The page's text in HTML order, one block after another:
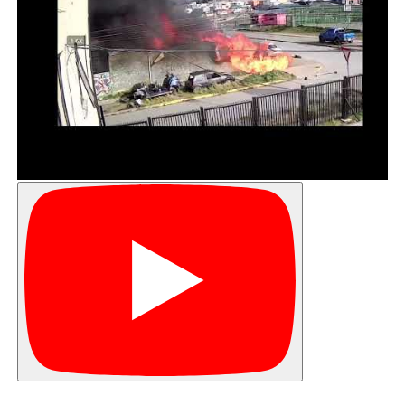
El parlamentario también se refirió a algunos
aspectos propios de la región de Valparaíso, que
representa y lamentó la situación de pobreza
que se extiende en la zona y la necesidad de
“Todo el movimiento financiero portuario no
paga impuestos locales. En Chile hay una cultura
centralista muy fuerte, en aspecto institucional
político y tributario. Valparaíso con San Antonio
deberían coordinarse y no competir. Revisemos
el modelo de concesiones y el rol de
planificación del Estado. El modelo de
concesiones deja hacer a los privados. No les
raya la cancha. Creo en el rol del Estado en